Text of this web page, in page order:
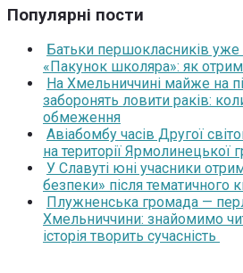
Популярні пости
Батьки першокласників
«Пакунок школяра»: як
На Хмельниччині майже на
заборонять ловити раків:
обмеження
Авіабомбу часів Другої
на території Ярмолинецької
У Славуті юні учасники
безпеки» після тематичного
Плужненська громада —
Хмельниччини: знайомимо
історія творить сучасність